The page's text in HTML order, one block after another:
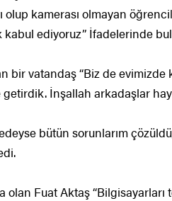
kamerası olmayan
kabul ediyoruz” İfadelerinde
bir vatandaş “Biz de evimizde
İnşallah arkadaşlar
bütün sorunlarım çözüldü,
Fuat Aktaş